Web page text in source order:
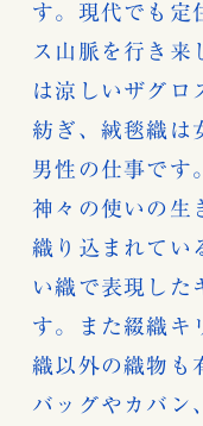
す。現代でも定
ス山脈を行き来
は涼しいザグロ
紡ぎ、絨毯織は
男性の仕事です
神々の使いの生
織り込まれてい
い織で表現した
す。また綴織キ
織以外の織物も
バッグやカバン